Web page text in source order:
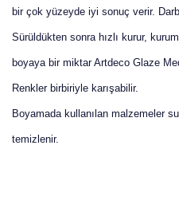
bir çok yüzeyde iyi sonuç verir.
Sürüldükten sonra hızlı kurur,
boyaya bir miktar Artdeco Glaze
Renkler birbiriyle karışabilir.
Boyamada kullanılan malzemeler
temizlenir.